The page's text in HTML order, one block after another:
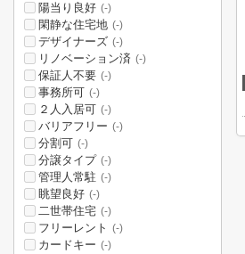
陽当り良好 (-)
閑静な住宅地 (-)
デザイナーズ (-)
リノベーション済 (-)
保証人不要 (-)
事務所可 (-)
２人入居可 (-)
バリアフリー (-)
分割可 (-)
分譲タイプ (-)
管理人常駐 (-)
眺望良好 (-)
二世帯住宅 (-)
フリーレント (-)
カードキー (-)